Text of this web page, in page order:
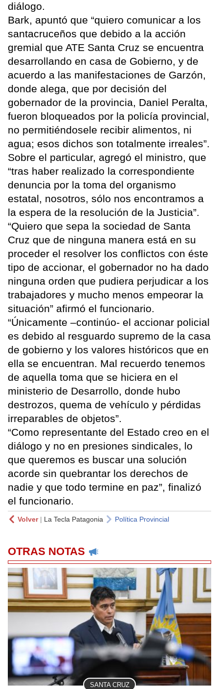
diálogo.
Bark, apuntó que “quiero comunicar a los
santacruceños que debido a la acción
gremial que ATE Santa Cruz se encuentra
desarrollando en casa de Gobierno, y de
acuerdo a las manifestaciones de Garzón,
donde alega, que por decisión del
gobernador de la provincia, Daniel Peralta,
fueron bloqueados por la policía provincial,
no permitiéndosele recibir alimentos, ni
agua; esos dichos son totalmente irreales”.
Sobre el particular, agregó el ministro, que
“tras haber realizado la correspondiente
denuncia por la toma del organismo
estatal, nosotros, sólo nos encontramos a
la espera de la resolución de la Justicia”.
“Quiero que sepa la sociedad de Santa
Cruz que de ninguna manera está en su
proceder el resolver los conflictos con éste
tipo de accionar, el gobernador no ha dado
ninguna orden que pudiera perjudicar a los
trabajadores y mucho menos empeorar la
situación” afirmó el funcionario.
“Únicamente –continúo- el accionar policial
es debido al resguardo supremo de la casa
de gobierno y los valores históricos que en
ella se encuentran. Mal recuerdo tenemos
de aquella toma que se hiciera en el
ministerio de Desarrollo, donde hubo
destrozos, quema de vehículo y pérdidas
irreparables de objetos”.
“Como representante del Estado creo en el
diálogo y no en presiones sindicales, lo
que queremos es buscar una solución
acorde sin quebrantar los derechos de
nadie y que todo termine en paz”, finalizó
el funcionario.
Volver| La Tecla Patagonia Política Provincial
OTRAS NOTAS
SANTA CRUZ